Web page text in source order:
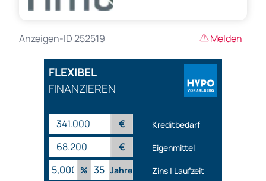
Anzeigen-ID 252519 Melden
FLEXIBEL
FINANZIEREN
€ Kreditbedarf
€
Eigenmittel
%
Jahre Zins | Laufzeit